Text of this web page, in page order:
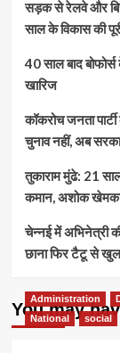
इस
हफ्ते
पर
से
बढ़कर
फिल्में
और
सीरीज
होंगी
रिलीज
सड़क से रेलवे और
साल के विकास की
40 साल बाद बोफोर्स
खारिज
कॉकरोच जनता
चुनाव नहीं, अब
तुकाराम मुंढे: 21
कमान, अशोक खेमका
चेन्नई में अभिनेत्री
छाना फिर टैटू से
You may
Administration
National
social